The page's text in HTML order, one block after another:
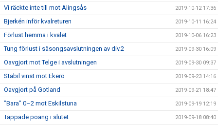
Vi räckte inte till mot Alingsås 2019-10-12 17:36
Bjerkén inför kvalreturen 2019-10-11 16:24
Förlust hemma i kvalet 2019-10-06 16:23
Tung förlust i säsongsavslutningen av div.2 2019-09-30 16:09
Oavgjort mot Telge i avslutningen 2019-09-30 09:37
Stabil vinst mot Ekerö 2019-09-23 14:16
Oavgjort på Gotland 2019-09-21 18:47
”Bara” 0–2 mot Eskilstuna 2019-09-19 12:19
Tappade poäng i slutet 2019-09-18 08:40